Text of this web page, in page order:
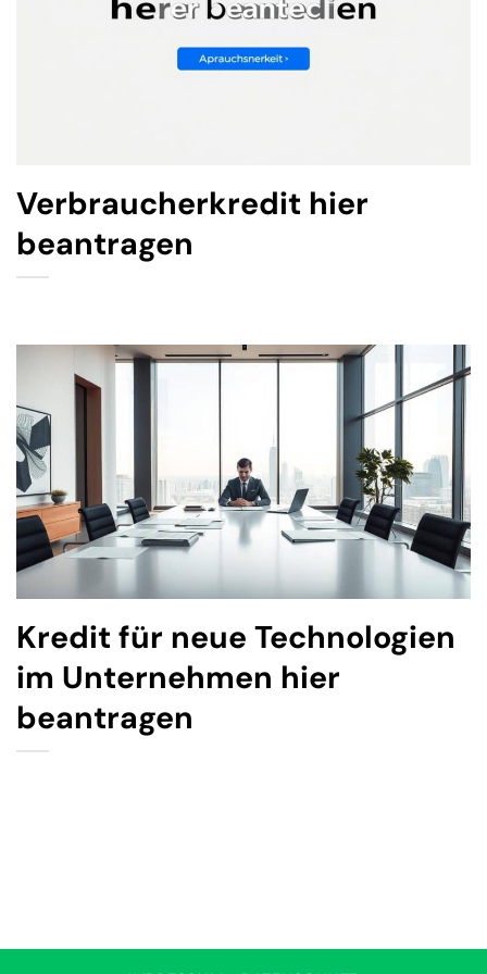
Verbraucherkredit hier
beantragen
Kredit für neue Technologien
im Unternehmen hier
beantragen